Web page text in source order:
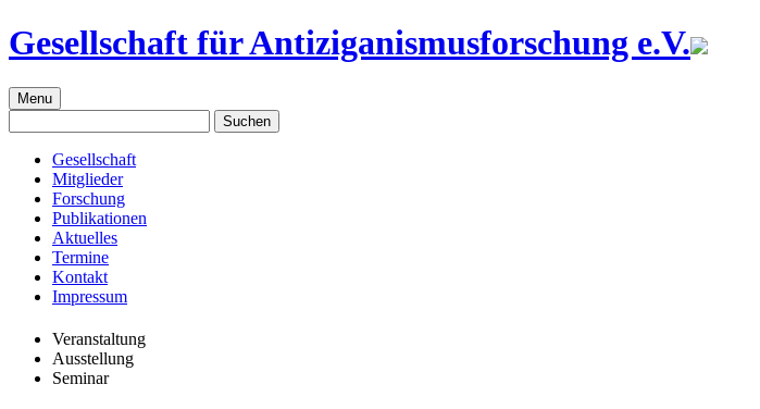
Skip
to
Gesellschaft für Antiziganismusforschung e.V.
Menu
Gesellschaft
Mitglieder
Forschung
Publikationen
Aktuelles
Termine
Kontakt
Impressum
Veranstaltung
Ausstellung
Seminar